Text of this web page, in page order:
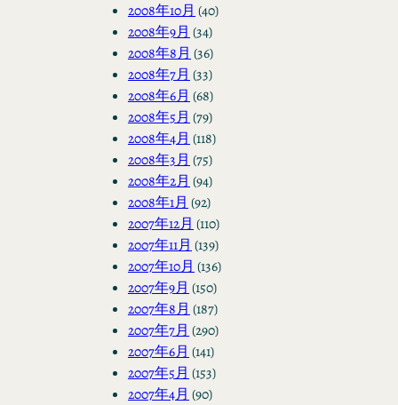
2008年10月 (40)
2008年9月 (34)
2008年8月 (36)
2008年7月 (33)
2008年6月 (68)
2008年5月 (79)
2008年4月 (118)
2008年3月 (75)
2008年2月 (94)
2008年1月 (92)
2007年12月 (110)
2007年11月 (139)
2007年10月 (136)
2007年9月 (150)
2007年8月 (187)
2007年7月 (290)
2007年6月 (141)
2007年5月 (153)
2007年4月 (90)